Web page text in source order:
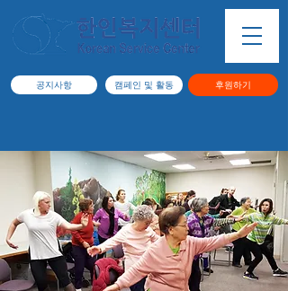
공지사항 캠페인 및 활동 후원하기